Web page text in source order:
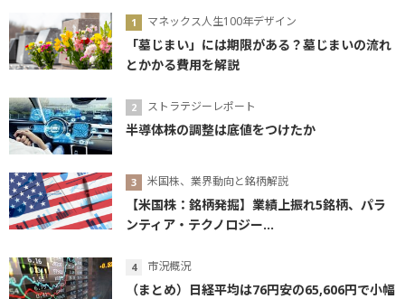
マネックス人生100年デザイン
「墓じまい」には期限がある？墓じまいの流れ
とかかる費用を解説
ストラテジーレポート
半導体株の調整は底値をつけたか
米国株、業界動向と銘柄解説
【米国株：銘柄発掘】業績上振れ5銘柄、パラ
ンティア・テクノロジー...
市況概況
（まとめ）日経平均は76円安の65,606円で小幅